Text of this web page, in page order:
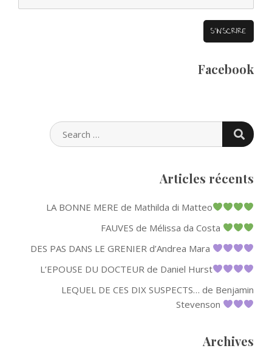
Facebook
SEARCH
FOR:
Articles récents
LA BONNE MERE de Mathilda di Matteo
FAUVES de Mélissa da Costa
DES PAS DANS LE GRENIER d’Andrea Mara
L’EPOUSE DU DOCTEUR de Daniel Hurst
LEQUEL DE CES DIX SUSPECTS… de Benjamin
Stevenson
Archives